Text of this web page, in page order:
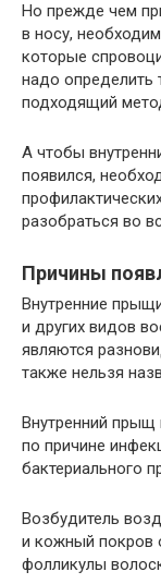
Но прежде чем
в носу,
которые
надо определить
подходящий
А чтобы
появился,
разобраться во
Причины
Внутренние
и других видов
являются
также нельзя
Внутренний прыщ
по причине
бактериального
Возбудитель
и кожный покров
фолликулы